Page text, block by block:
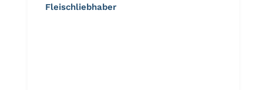
Fleischliebhaber